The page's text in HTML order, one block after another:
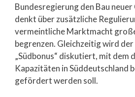
Bundesregierung den Bau
denkt über zusätzliche
vermeintliche Marktmacht
begrenzen. Gleichzeitig wird
„Südbonus“ diskutiert, mit dem
Kapazitäten in Süddeutschland
gefördert werden soll.